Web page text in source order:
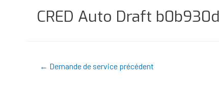
CRED Auto Draft
← Demande de service précédent